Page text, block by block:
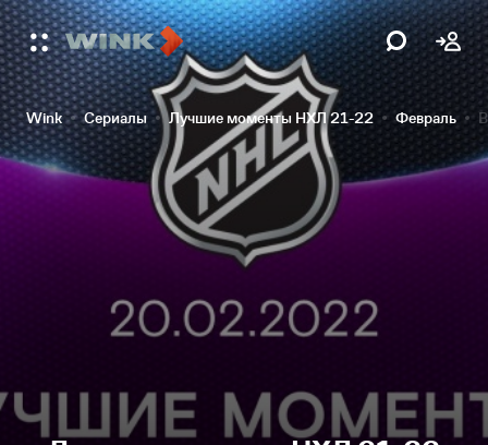
Wink Сериалы Лучшие моменты НХЛ 21-22 Февраль